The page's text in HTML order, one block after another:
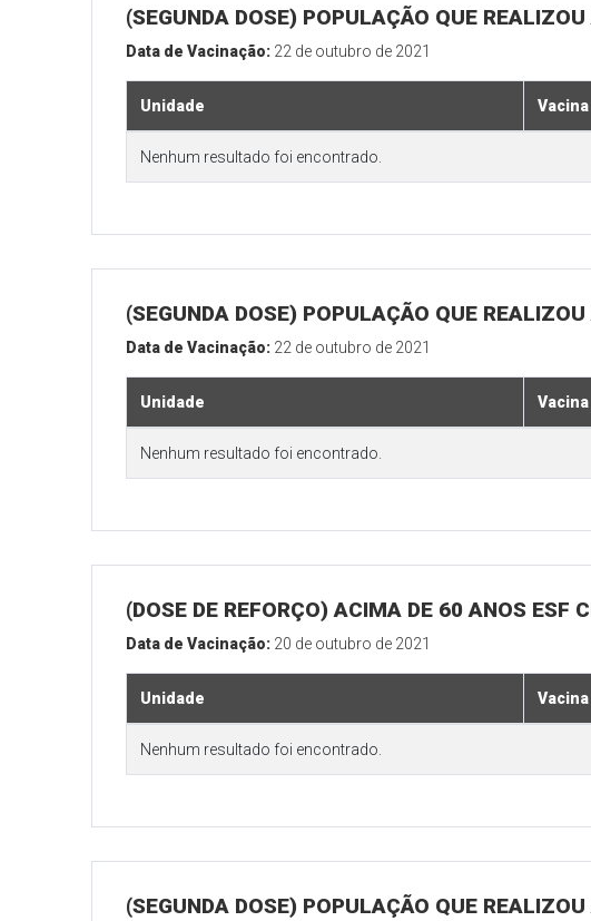
(SEGUNDA DOSE) POPULAÇÃO QUE
Data de Vacinação: 22 de outubro de 2021
Unidade Vacina
Nenhum resultado foi encontrado.
(SEGUNDA DOSE) POPULAÇÃO QUE
Data de Vacinação: 22 de outubro de 2021
Unidade Vacina
Nenhum resultado foi encontrado.
(DOSE DE REFORÇO) ACIMA DE 60 ANOS ESF
Data de Vacinação: 20 de outubro de 2021
Unidade Vacina
Nenhum resultado foi encontrado.
(SEGUNDA DOSE) POPULAÇÃO QUE